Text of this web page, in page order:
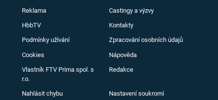
Reklama Castingy a výzvy
HbbTV Kontakty
Podmínky užívání Zpracování osobních údajů
Cookies Nápověda
Vlastník FTV Prima spol. s
r.o.
Redakce
Nahlásit chybu Nastavení soukromí